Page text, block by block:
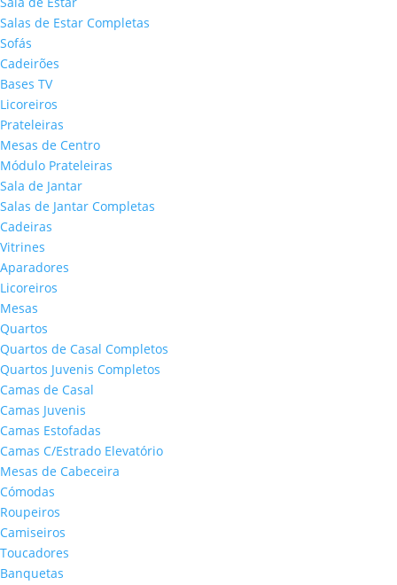
Salas de Estar Completas
Sofás
Cadeirões
Bases TV
Licoreiros
Prateleiras
Mesas de Centro
Módulo Prateleiras
Sala de Jantar
Salas de Jantar Completas
Cadeiras
Vitrines
Aparadores
Licoreiros
Mesas
Quartos
Quartos de Casal Completos
Quartos Juvenis Completos
Camas de Casal
Camas Juvenis
Camas Estofadas
Camas C/Estrado Elevatório
Mesas de Cabeceira
Cómodas
Roupeiros
Camiseiros
Toucadores
Banquetas